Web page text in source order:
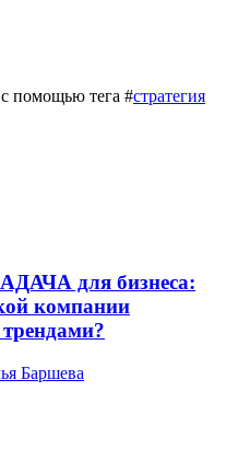
помощью тега #стратегия
для бизнеса:
компании
Баршева